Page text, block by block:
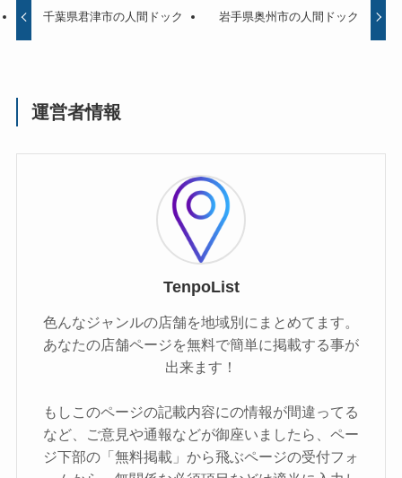
千葉県君津市の人間ドック 岩手県奥州市の人間ドック
運営者情報
TenpoList
色んなジャンルの店舗を地域別にまとめてます。
あなたの店舗ページを無料で簡単に掲載する事が
出来ます！
もしこのページの記載内容にの情報が間違ってる
など、ご意見や通報などが御座いましたら、ペー
ジ下部の「無料掲載」から飛ぶページの受付フォ